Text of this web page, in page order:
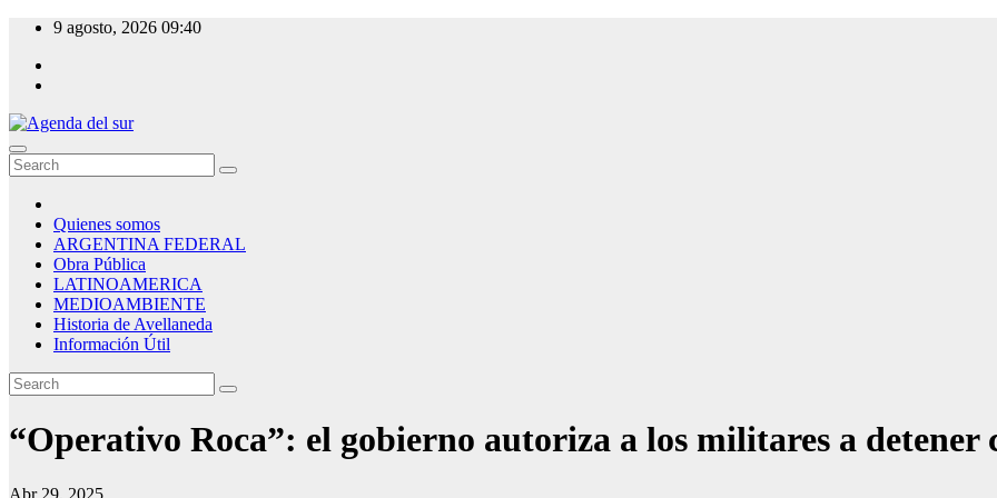
Skip
content
9 agosto, 2026 09:40
Agenda del sur
Quienes somos
ARGENTINA FEDERAL
Obra Pública
LATINOAMERICA
MEDIOAMBIENTE
Historia de Avellaneda
Información Útil
“Operativo Roca”: el gobierno autoriza a los militares a detener
Abr 29, 2025